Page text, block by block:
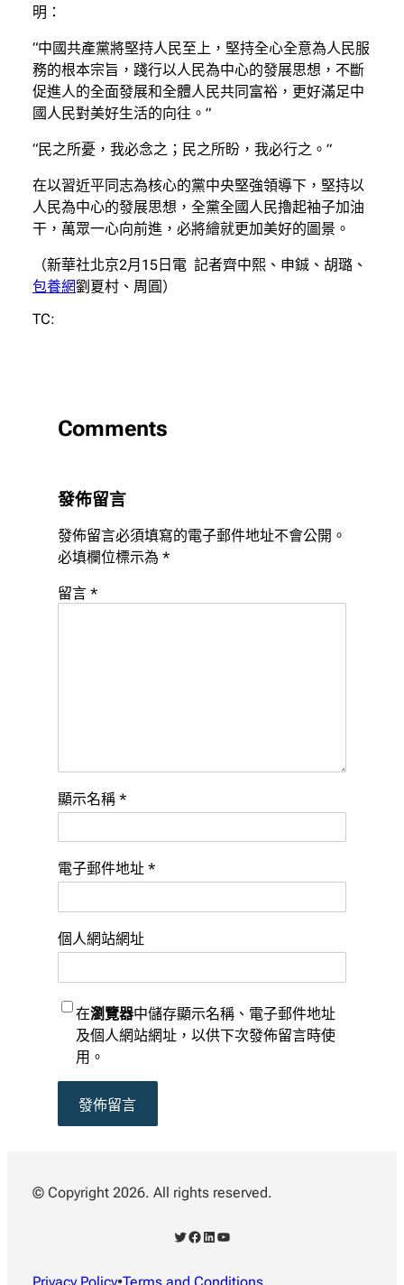
明：
“中國共產黨將堅持人民至上，堅持全心全意為人民服
務的根本宗旨，踐行以人民為中心的發展思想，不斷
促進人的全面發展和全體人民共同富裕，更好滿足中
國人民對美好生活的向往。”
“民之所憂，我必念之；民之所盼，我必行之。”
在以習近平同志為核心的黨中央堅強領導下，堅持以
人民為中心的發展思想，全黨全國人民擼起袖子加油
干，萬眾一心向前進，必將繪就更加美好的圖景。
（新華社北京2月15日電 記者齊中熙、申鋮、胡璐、
包養網劉夏村、周圓）
TC:
Comments
發佈留言
發佈留言必須填寫的電子郵件地址不會公開。
必填欄位標示為 *
留言 *
顯示名稱 *
電子郵件地址 *
個人網站網址
在瀏覽器中儲存顯示名稱、電子郵件地址
及個人網站網址，以供下次發佈留言時使
用。
© Copyright 2026. All rights reserved.
X Facebook LinkedIn YouTube